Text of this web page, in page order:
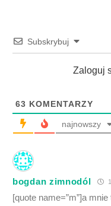
Subskrybuj
Zaloguj
63 KOMENTARZY
najnowszy
bogdan zimnodól
[quote name=”m”]a